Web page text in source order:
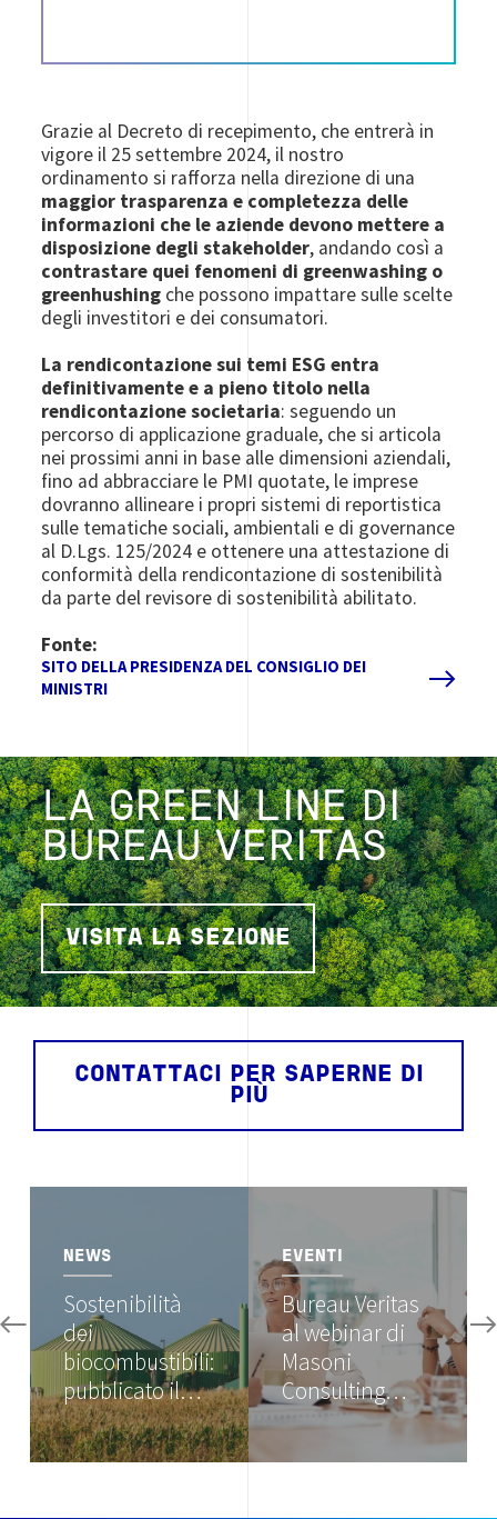
Grazie al Decreto di recepimento, che entrerà in
vigore il 25 settembre 2024, il nostro
ordinamento si rafforza nella direzione di una
maggior trasparenza e completezza delle
informazioni che le aziende devono mettere a
disposizione degli stakeholder, andando così a
contrastare quei fenomeni di greenwashing o
greenhushing che possono impattare sulle scelte
degli investitori e dei consumatori.
La rendicontazione sui temi ESG entra
definitivamente e a pieno titolo nella
rendicontazione societaria: seguendo un
percorso di applicazione graduale, che si articola
nei prossimi anni in base alle dimensioni aziendali,
fino ad abbracciare le PMI quotate, le imprese
dovranno allineare i propri sistemi di reportistica
sulle tematiche sociali, ambientali e di governance
al D.Lgs. 125/2024 e ottenere una attestazione di
conformità della rendicontazione di sostenibilità
da parte del revisore di sostenibilità abilitato.
Fonte:
SITO DELLA PRESIDENZA DEL CONSIGLIO DEI
MINISTRI
LA GREEN LINE DI
BUREAU VERITAS
VISITA LA SEZIONE
CONTATTACI PER SAPERNE DI
PIÙ
NEWS
Sostenibilità
dei
biocombustibili:
pubblicato il…
EVENTI
Bureau Veritas
al webinar di
Masoni
Consulting…